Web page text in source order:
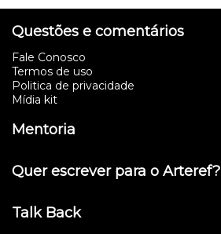
Questões e comentários
Fale Conosco
Termos de uso
Politica de privacidade
Mídia kit
Mentoria
Quer escrever para o Arteref?
Talk Back